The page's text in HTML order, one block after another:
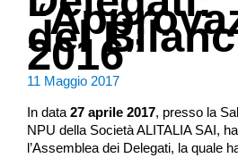
del
2016”
11 Maggio 2017
In data27 aprile 2017, presso la
NPU della Società ALITALIA SAI,
l’Assemblea dei Delegati, la quale